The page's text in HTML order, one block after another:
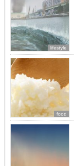
lifestyle
food